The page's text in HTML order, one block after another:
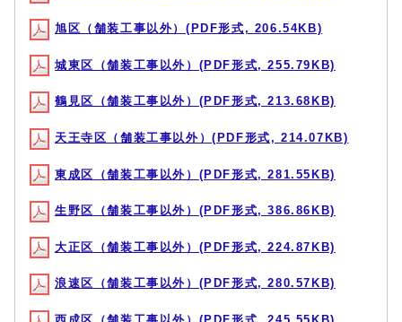
旭区（舗装工事以外）(PDF形式, 206.54KB)
城東区（舗装工事以外）(PDF形式, 255.79KB)
鶴見区（舗装工事以外）(PDF形式, 213.68KB)
天王寺区（舗装工事以外）(PDF形式, 214.07KB)
東成区（舗装工事以外）(PDF形式, 281.55KB)
生野区（舗装工事以外）(PDF形式, 386.86KB)
大正区（舗装工事以外）(PDF形式, 224.87KB)
浪速区（舗装工事以外）(PDF形式, 280.57KB)